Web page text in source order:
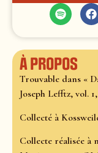
À propos
Trouvable dans «
Joseph Lefftz, vol.
Collecté à
Collecte réalisée à